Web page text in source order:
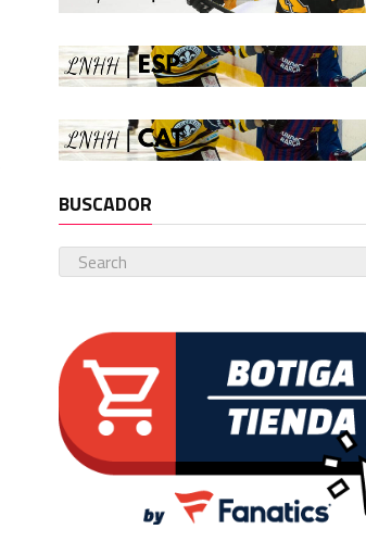
BUSCADOR